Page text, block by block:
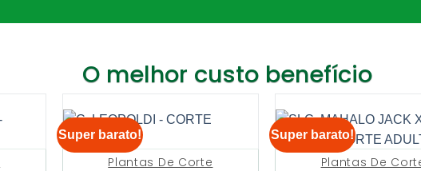
O melhor custo benefício
Super barato!
Plantas De Corte
Super barato!
Plantas De